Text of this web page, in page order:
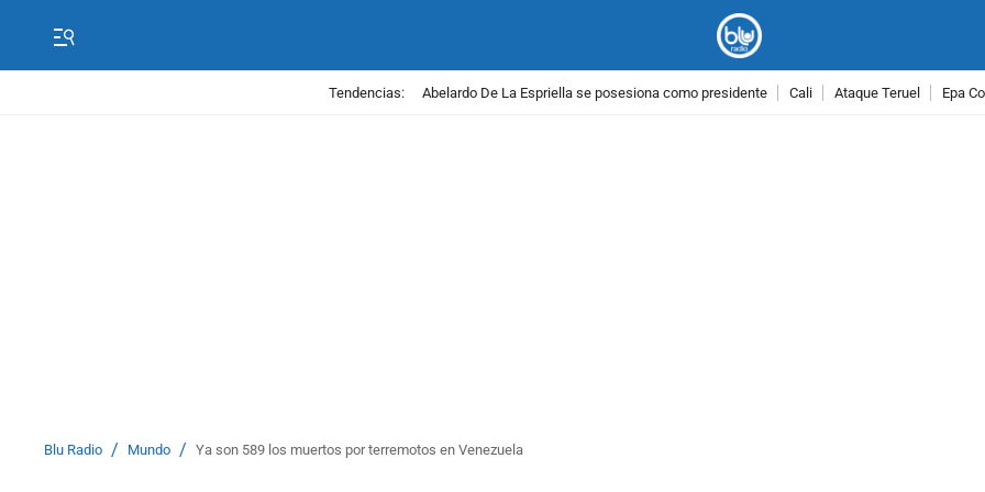
Tendencias: Abelardo De La Espriella se posesiona como presidente Cali Ataque Teruel Epa
Blu Radio / Mundo / Ya son 589 los muertos por terremotos en Venezuela